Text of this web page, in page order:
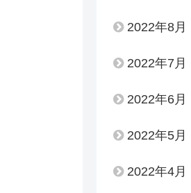
2022年8月
2022年7月
2022年6月
2022年5月
2022年4月